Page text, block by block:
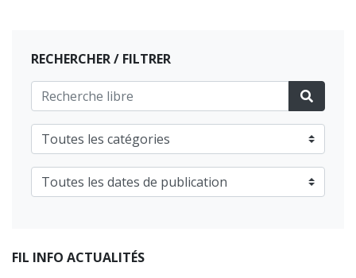
RECHERCHER / FILTRER
FIL INFO ACTUALITÉS